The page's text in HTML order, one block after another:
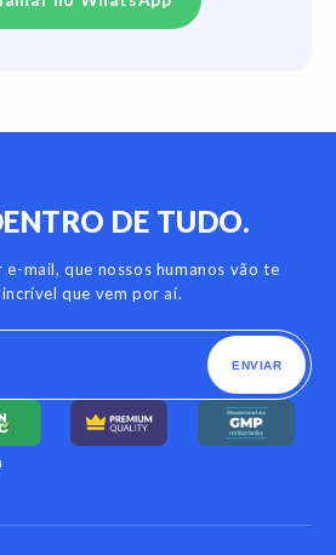
DE TUDO.
mail, que nossos humanos vão te
que vem por aí.
ENVIAR